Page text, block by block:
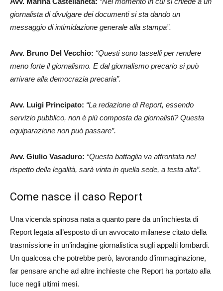
giornalista di divulgare dei documenti si sta dando un
messaggio di intimidazione generale alla stampa”.
Avv. Bruno Del Vecchio: “Questi sono tasselli per rendere
meno forte il giornalismo. E dal giornalismo precario si può
arrivare alla democrazia precaria”.
Avv. Luigi Principato: “La redazione diReport, essendo
servizio pubblico, non è più composta da giornalisti? Questa
equiparazione non può passare”.
Avv. Giulio Vasaduro: “Questa battaglia va affrontata nel
rispetto della legalità, sarà vinta in quella sede, a testa alta”.
Come nasce il caso Report
Una vicenda spinosa nata a quanto pare da un’inchiesta di
Report legata all’esposto di un avvocato milanese citato della
trasmissione in un’indagine giornalistica sugli appalti lombardi.
Un qualcosa che potrebbe però, lavorando d’immaginazione,
far pensare anche ad altre inchieste che Report ha portato alla
luce negli ultimi mesi.